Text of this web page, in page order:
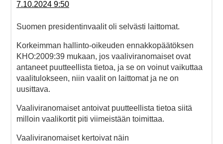
7.10.2024 9:50
Suomen presidentinvaalit oli selvästi laittomat.
Korkeimman hallinto-oikeuden ennakkopäätöksen
KHO:2009:39 mukaan, jos vaaliviranomaiset ovat
antaneet puutteellista tietoa, ja se on voinut vaikuttaa
vaalitulokseen, niin vaalit on laittomat ja ne on
uusittava.
Vaaliviranomaiset antoivat puutteellista tietoa siitä
milloin vaalikortit piti viimeistään toimittaa.
Vaaliviranomaiset kertoivat näin